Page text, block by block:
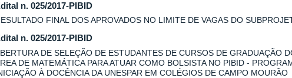
n. 025/2017-PIBID
FINAL DOS APROVADOS NO LIMITE DE VAGAS DO
n. 025/2017-PIBID
DE SELEÇÃO DE ESTUDANTES DE CURSOS DE GRADUAÇÃO
DE MATEMÁTICA PARA ATUAR COMO BOLSISTA NO PIBID -
À DOCÊNCIA DA UNESPAR EM COLÉGIOS DE CAMPO MOURÃO